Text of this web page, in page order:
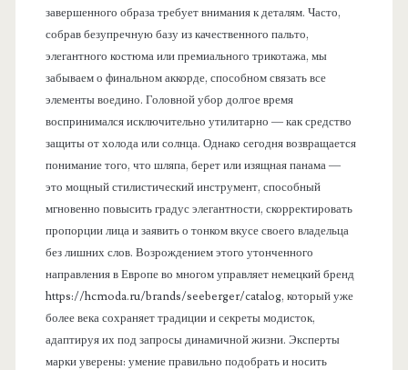
завершенного образа требует внимания к деталям. Часто,
собрав безупречную базу из качественного пальто,
элегантного костюма или премиального трикотажа, мы
забываем о финальном аккорде, способном связать все
элементы воедино. Головной убор долгое время
воспринимался исключительно утилитарно — как средство
защиты от холода или солнца. Однако сегодня возвращается
понимание того, что шляпа, берет или изящная панама —
это мощный стилистический инструмент, способный
мгновенно повысить градус элегантности, скорректировать
пропорции лица и заявить о тонком вкусе своего владельца
без лишних слов. Возрождением этого утонченного
направления в Европе во многом управляет немецкий бренд
https://hcmoda.ru/brands/seeberger/catalog, который уже
более века сохраняет традиции и секреты модисток,
адаптируя их под запросы динамичной жизни. Эксперты
марки уверены: умение правильно подобрать и носить